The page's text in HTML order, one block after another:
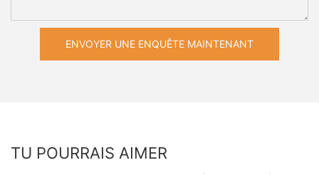
ENVOYER UNE ENQUÊTE MAINTENANT
TU POURRAIS AIMER